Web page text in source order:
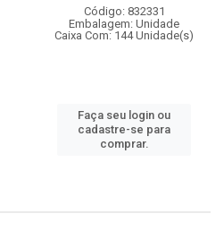
Código: 832331
Embalagem: Unidade
Caixa Com: 144 Unidade(s)
Faça seu login ou
cadastre-se para
comprar.